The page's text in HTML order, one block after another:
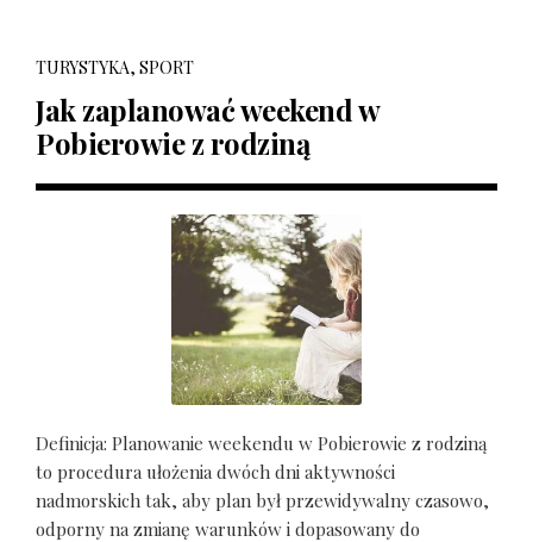
TURYSTYKA, SPORT
Jak zaplanować weekend w
Pobierowie z rodziną
Definicja: Planowanie weekendu w Pobierowie z rodziną
to procedura ułożenia dwóch dni aktywności
nadmorskich tak, aby plan był przewidywalny czasowo,
odporny na zmianę warunków i dopasowany do